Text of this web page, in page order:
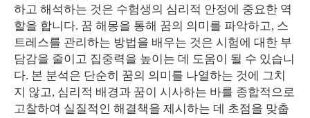
하고 해석하는 것은 수험생의 심리적 안정에 중요한 역
할을 합니다. 꿈 해몽을 통해 꿈의 의미를 파악하고, 스
트레스를 관리하는 방법을 배우는 것은 시험에 대한 부
담감을 줄이고 집중력을 높이는 데 도움이 될 수 있습니
다. 본 분석은 단순히 꿈의 의미를 나열하는 것에 그치
지 않고, 심리적 배경과 꿈이 시사하는 바를 종합적으로
고찰하여 실질적인 해결책을 제시하는 데 초점을 맞춥